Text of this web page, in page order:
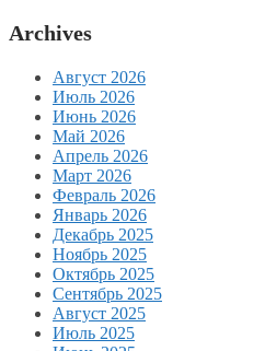
Archives
Август 2026
Июль 2026
Июнь 2026
Май 2026
Апрель 2026
Март 2026
Февраль 2026
Январь 2026
Декабрь 2025
Ноябрь 2025
Октябрь 2025
Сентябрь 2025
Август 2025
Июль 2025